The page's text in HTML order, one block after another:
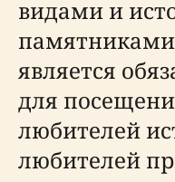
видами и
является
для
любителей
любителей